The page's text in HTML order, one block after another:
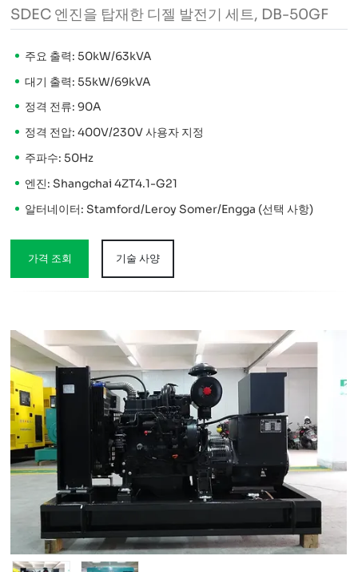
SDEC 엔진을 탑재한 디젤 발전기 세트, DB-50GF
주요 출력: 50kW/63kVA
대기 출력: 55kW/69kVA
정격 전류: 90A
정격 전압: 400V/230V 사용자 지정
주파수: 50Hz
엔진: Shangchai 4ZT4.1-G21
알터네이터: Stamford/Leroy Somer/Engga (선택 사항)
가격 조회 기술 사양